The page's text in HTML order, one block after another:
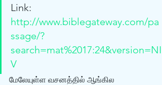
Link:
http://www.biblegateway.com/pa
ssage/?
search=mat%2017:24&version=NI
V
மேலேயுள்ள வசனத்தில் ஆங்கில